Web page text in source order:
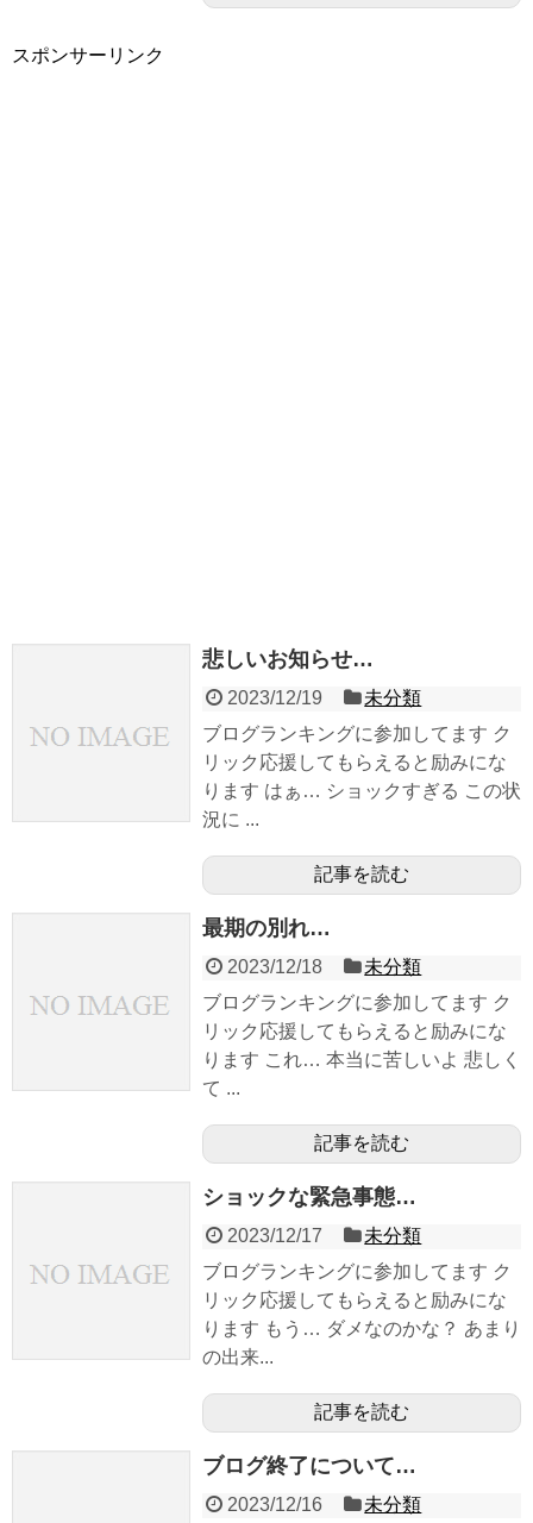
スポンサーリンク
悲しいお知らせ…
2023/12/19
未分類
ブログランキングに参加してます ク
リック応援してもらえると励みにな
ります はぁ… ショックすぎる この状
況に ...
記事を読む
最期の別れ…
2023/12/18
未分類
ブログランキングに参加してます ク
リック応援してもらえると励みにな
ります これ… 本当に苦しいよ 悲しく
て ...
記事を読む
ショックな緊急事態…
2023/12/17
未分類
ブログランキングに参加してます ク
リック応援してもらえると励みにな
ります もう… ダメなのかな？ あまり
の出来...
記事を読む
ブログ終了について…
2023/12/16 未分類